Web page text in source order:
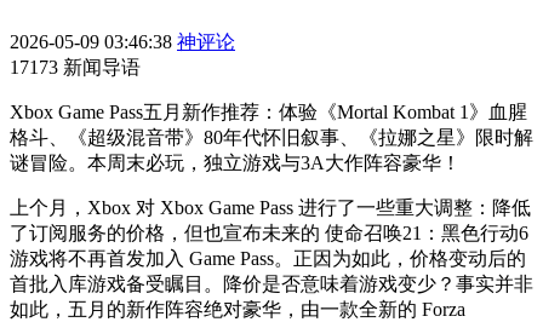
2026-05-09 03:46:38 神评论
17173 新闻导语
Xbox Game Pass五月新作推荐：体验《Mortal Kombat 1》血腥
格斗、《超级混音带》80年代怀旧叙事、《拉娜之星》限时解
谜冒险。本周末必玩，独立游戏与3A大作阵容豪华！
上个月，Xbox 对 Xbox Game Pass 进行了一些重大调整：降低
了订阅服务的价格，但也宣布未来的 使命召唤21：黑色行动6
游戏将不再首发加入 Game Pass。正因为如此，价格变动后的
首批入库游戏备受瞩目。降价是否意味着游戏变少？事实并非
如此，五月的新作阵容绝对豪华，由一款全新的 Forza